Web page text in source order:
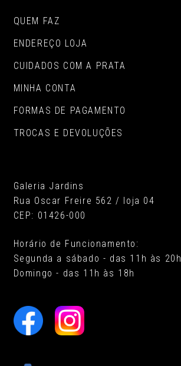
QUEM FAZ
ENDEREÇO LOJA
CUIDADOS COM A PRATA
MINHA CONTA
FORMAS DE PAGAMENTO
TROCAS E DEVOLUÇÕES
Galeria Jardins
Rua Oscar Freire 562 / loja 04
CEP: 01426-000
Horário de Funcionamento:
Segunda a sábado - das 11h às 20h
Domingo - das 11h às 18h